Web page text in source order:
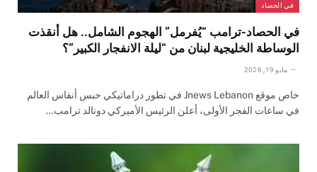
في الحصاد
في الحصاد-ترامب “يُفرمل” الهجوم الشامل.. هل أنقذت
الوساطة الخليجية لبنان من “ليلة الانفجار الكبير”؟
مايو 19, 2026
خاص موقع Jnews Lebanon في تطور دراماتيكي حبس أنفاس العالم
في ساعات الفجر الأولى، أعلن الرئيس الأميركي دونالد ترامب…